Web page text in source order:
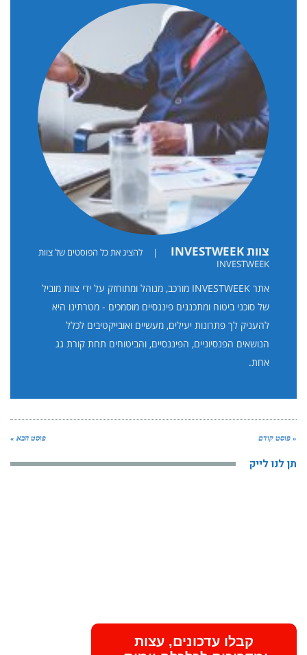
צוות INVESTWEEK |
להציג את כל הפוסטים של צוות
INVESTWEEK
אתר INVESTWEEK מורכב, מנוהל ומתוחזק על ידי צוות מוביל
של סוכני ביטוח ומתכננים פיננסיים מוסמכים - מטרתינו היא
להעניק לך פתרונות יעילים, מעשיים ואובייקטיבים לכלל
הנושאים הפנסיוניים, הפיננסיים, והביטוחים תחת קורת גג
אחת.
« פוסט קודם פוסט הבא »
תן לנו לייק